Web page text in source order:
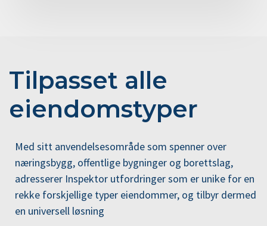
Tilpasset alle
eiendomstyper
Med sitt anvendelsesområde som spenner over
næringsbygg, offentlige bygninger og borettslag,
adresserer Inspektor utfordringer som er unike for en
rekke forskjellige typer eiendommer, og tilbyr dermed
en universell løsning